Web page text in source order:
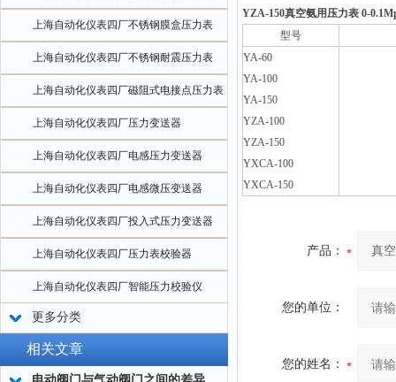
上海自动化仪表四厂不锈钢膜盒压力表
上海自动化仪表四厂不锈钢耐震压力表
上海自动化仪表四厂磁阻式电接点压力表
上海自动化仪表四厂压力变送器
上海自动化仪表四厂电感压力变送器
上海自动化仪表四厂电感微压变送器
上海自动化仪表四厂投入式压力变送器
上海自动化仪表四厂压力表校验器
上海自动化仪表四厂智能压力校验仪
更多分类
相关文章
YZA-150真空氨用压力表 0-
型号
YA-60
YA-100
YA-150
YZA-100
YZA-150
YXCA-100
YXCA-150
产品：
您的单位：
您的姓名：